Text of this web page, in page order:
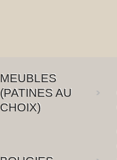
MEUBLES
(PATINES AU
CHOIX)